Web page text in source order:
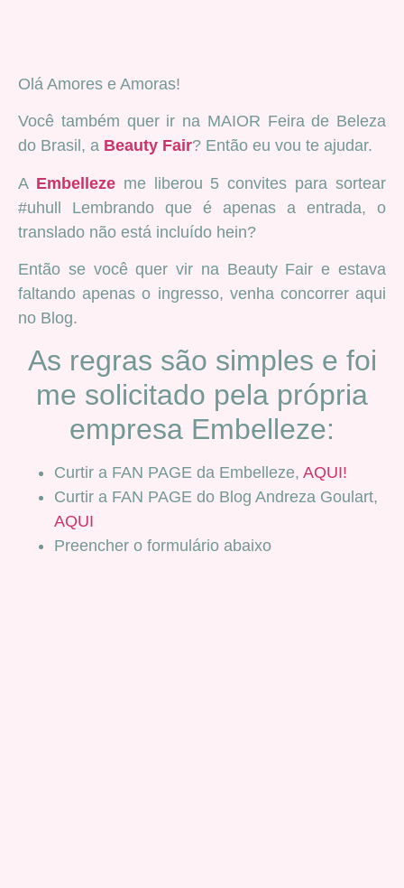
Olá Amores e Amoras!
Você também quer ir na MAIOR Feira de Beleza
do Brasil, a Beauty Fair? Então eu vou te ajudar.
A Embellezeme liberou 5 convites para sortear
#uhull Lembrando que é apenas a entrada, o
translado não está incluído hein?
Então se você quer vir na Beauty Fair e estava
faltando apenas o ingresso, venha concorrer aqui
no Blog.
As regras são simples e foi
me solicitado pela própria
empresa Embelleze:
Curtir a FAN PAGE da Embelleze, AQUI!
Curtir a FAN PAGE do Blog Andreza Goulart,
AQUI
Preencher o formulário abaixo